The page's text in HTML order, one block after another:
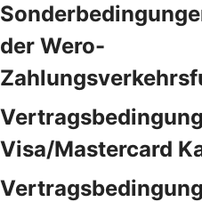
der Wero-
Visa/Mastercard